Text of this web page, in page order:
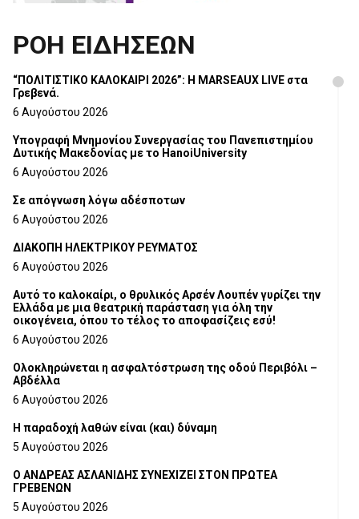
ΡΟΗ ΕΙΔΗΣΕΩΝ
“ΠΟΛΙΤΙΣΤΙΚΟ ΚΑΛΟΚΑΙΡΙ 2026”: Η MARSEAUX LIVE στα
Γρεβενά.
6 Αυγούστου 2026
Υπογραφή Μνημονίου Συνεργασίας του Πανεπιστημίου
Δυτικής Μακεδονίας με το HanoiUniversity
6 Αυγούστου 2026
Σε απόγνωση λόγω αδέσποτων
6 Αυγούστου 2026
ΔΙΑΚΟΠΗ ΗΛΕΚΤΡΙΚΟΥ ΡΕΥΜΑΤΟΣ
6 Αυγούστου 2026
Αυτό το καλοκαίρι, ο θρυλικός Αρσέν Λουπέν γυρίζει την
Ελλάδα με μια θεατρική παράσταση για όλη την
οικογένεια, όπου το τέλος το αποφασίζεις εσύ!
6 Αυγούστου 2026
Ολοκληρώνεται η ασφαλτόστρωση της οδού Περιβόλι –
Αβδέλλα
6 Αυγούστου 2026
H παραδοχή λαθών είναι (και) δύναμη
5 Αυγούστου 2026
Ο ΑΝΔΡΕΑΣ ΑΣΛΑΝΙΔΗΣ ΣΥΝΕΧΙΖΕΙ ΣΤΟΝ ΠΡΩΤΕΑ
ΓΡΕΒΕΝΩΝ
5 Αυγούστου 2026